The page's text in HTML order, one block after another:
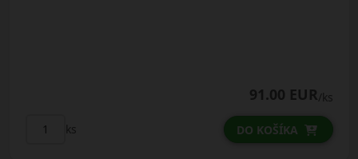
91.00 EUR/ks
ks DO KOŠÍKA